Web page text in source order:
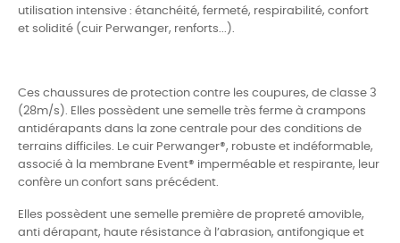
utilisation intensive : étanchéité, fermeté, respirabilité, confort
et solidité (cuir Perwanger, renforts...).
Ces chaussures de protection contre les coupures, de classe 3
(28m/s). Elles possèdent une semelle très ferme à crampons
antidérapants dans la zone centrale pour des conditions de
terrains difficiles. Le cuir Perwanger®, robuste et indéformable,
associé à la membrane Event® imperméable et respirante, leur
confère un confort sans précédent.
Elles possèdent une semelle première de propreté amovible,
anti dérapant, haute résistance à l’abrasion, antifongique et